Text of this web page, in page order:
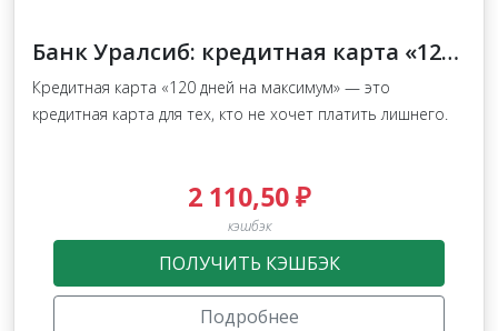
Банк Уралсиб: кредитная карта «120 дней на максимум»
Кредитная карта «120 дней на максимум» — это
кредитная карта для тех, кто не хочет платить лишнего.
2 110,50 ₽
кэшбэк
ПОЛУЧИТЬ КЭШБЭК
Подробнее